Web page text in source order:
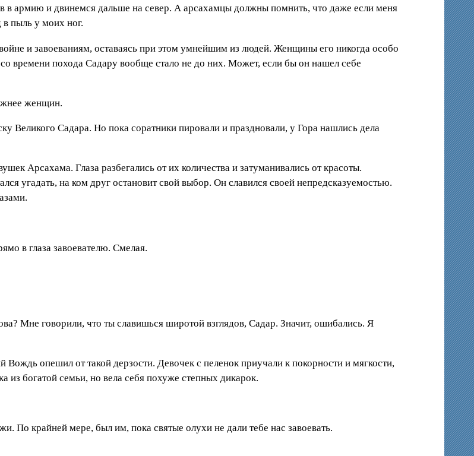
армию и двинемся дальше на север. А арсахамцы должны помнить, что даже если меня
в пыль у моих ног.
и завоеваниям, оставаясь при этом умнейшим из людей. Женщины его никогда особо
времени похода Садару вообще стало не до них. Может, если бы он нашел себе
женщин.
Великого Садара. Но пока соратники пировали и праздновали, у Гора нашлись дела
Арсахама. Глаза разбегались от их количества и затуманивались от красоты.
угадать, на ком друг остановит свой выбор. Он славился своей непредсказуемостью.
в глаза завоевателю. Смелая.
Мне говорили, что ты славишься широтой взглядов, Садар. Значит, ошибались. Я
опешил от такой дерзости. Девочек с пеленок приучали к покорности и мягкости,
из богатой семьи, но вела себя похуже степных дикарок.
По крайней мере, был им, пока святые олухи не дали тебе нас завоевать.